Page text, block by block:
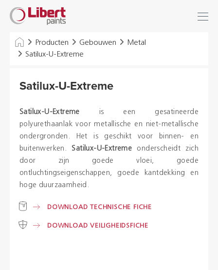
Libert
Paints Producten Gebouwen
Metal
Satilux-U-Extreme
Satilux-U-Extreme
Satilux-U-Extreme is een gesatineerde
polyurethaanlak voor metallische en niet-metallische
ondergronden. Het is geschikt voor binnen- en
buitenwerken. Satilux-U-Extreme onderscheidt zich
door zijn goede vloei, goede
ontluchtingseigenschappen, goede kantdekking en
hoge duurzaamheid.
DOWNLOAD TECHNISCHE FICHE
DOWNLOAD VEILIGHEIDSFICHE
Zoek
INDUSTRIE
VLOEREN
HYGIËNE OPLOSSINGEN
THINNERS & VARIA
Dealers